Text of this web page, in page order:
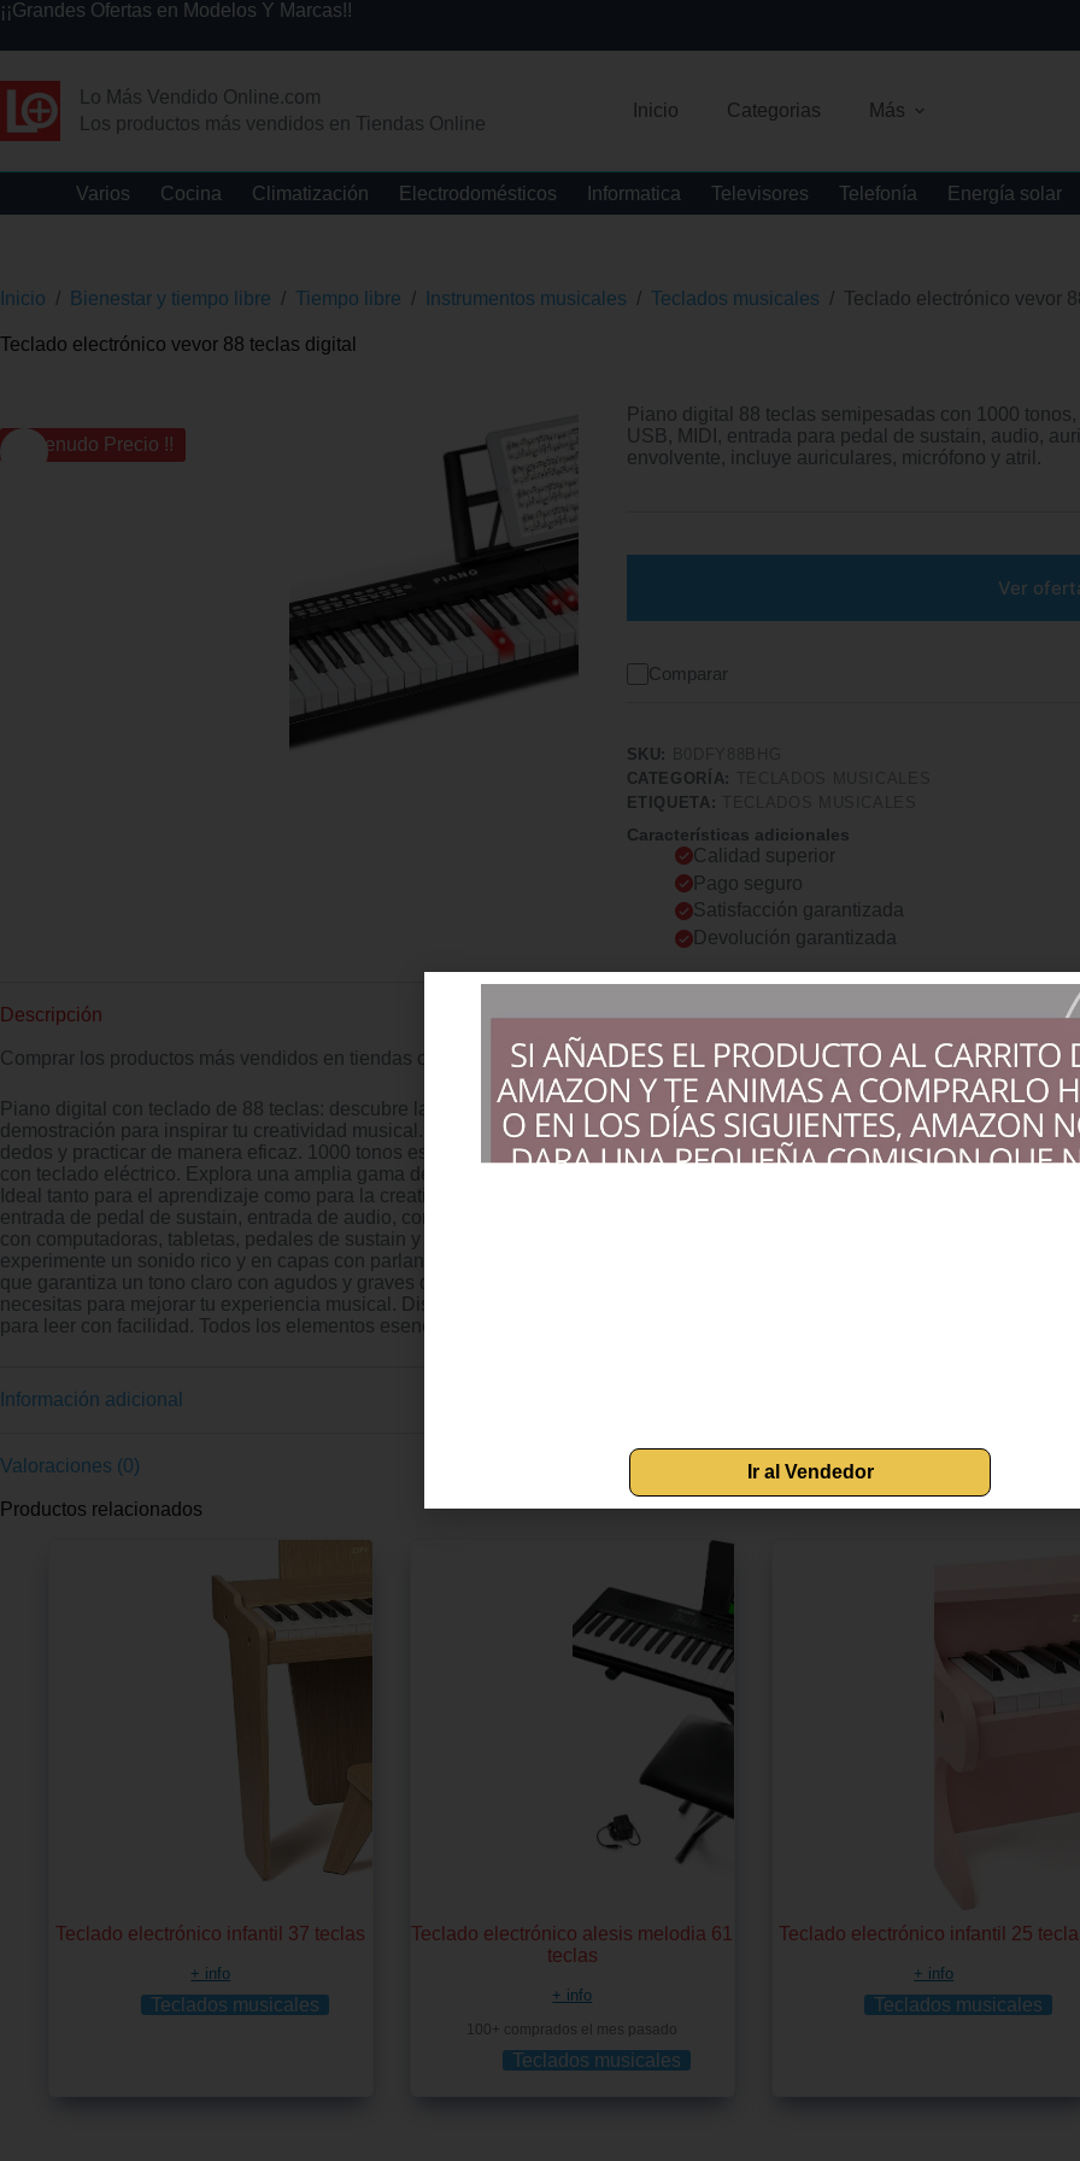
¡¡Grandes Ofertas en Modelos Y Marcas!!
Lo Más Vendido Online.com
Los productos más vendidos en Tiendas Online
Inicio Categorias Más
Varios Cocina Climatización Electrodomésticos Informatica Televisores Telefonía Energía solar
Inicio / Bienestar y tiempo libre / Tiempo libre / Instrumentos musicales / Teclados musicales / Teclado electrónico vevor
Teclado electrónico vevor 88 teclas digital
¡¡ Menudo Precio !!
Piano digital 88 teclas semipesadas con 1000
USB, MIDI, entrada para pedal de sustain, audio,
envolvente, incluye auriculares, micrófono y atril.
Ver
Comparar
SKU:
CATEGORÍA:
ETIQUETA:
Características adicionales
Calidad superior
Pago seguro
Satisfacción garantizada
Devolución garantizada
Descripción
Comprar los productos más vendidos en tiendas online
Piano digital con teclado de 88 teclas: descubre la versatilidad de nuestro piano con teclado semipesado de 88 teclas,
demostración para inspirar tu creatividad musical. Las teclas de tamaño estándar, combinadas con las pegatinas de piano
dedos y practicar de manera eficaz. 1000 tonos estándar, enseñanza sencilla: desbloquea 1000 tonos estándar, 1000 ritmos
con teclado eléctrico. Explora una amplia gama de sonidos de instrumentos y estilos musicales, lo que lo convierte en una
Ideal tanto para el aprendizaje como para la creatividad, ofrece infinitas posibilidades para la exploración musical.
entrada de pedal de sustain, entrada de audio, conector para auriculares, entrada de micrófono, puerto USB y transmisión
con computadoras, tabletas, pedales de sustain y más. Disfrute de opciones de conectividad versátiles para mejorar su
experimente un sonido rico y en capas con parlantes duales integrados que brindan un sonido realista. Ofrecemos un efecto
que garantiza un tono claro con agudos y graves diferenciados para una experiencia auditiva completamente inmersiva.
necesitas para mejorar tu experiencia musical. Disfruta de una práctica y grabación concentradas con el micrófono y los
para leer con facilidad. Todos los elementos esenciales están aquí para mejorar tu experiencia de interpretación y aprendizaje.
Información adicional
Valoraciones (0)
Productos relacionados
Teclado electrónico infantil 37 teclas
+ info
Teclados musicales
Teclado electrónico alesis melodia 61
teclas
+ info
100+ comprados el mes pasado
Teclados musicales
Teclado electrónico infantil 25
+ info
Teclados musicales
Ir al Vendedor